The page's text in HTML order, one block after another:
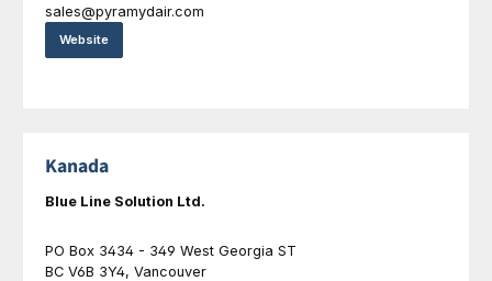
sales@pyramydair.com
Website
Kanada
Blue Line Solution Ltd.
PO Box 3434 - 349 West Georgia ST
BC V6B 3Y4, Vancouver